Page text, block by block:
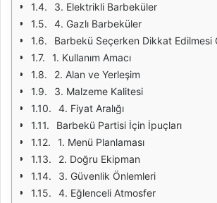
3. Elektrikli Barbeküler
4. Gazlı Barbeküler
Barbekü Seçerken Dikkat Edilmesi
1. Kullanım Amacı
2. Alan ve Yerleşim
3. Malzeme Kalitesi
4. Fiyat Aralığı
Barbekü Partisi İçin İpuçları
1. Menü Planlaması
2. Doğru Ekipman
3. Güvenlik Önlemleri
4. Eğlenceli Atmosfer